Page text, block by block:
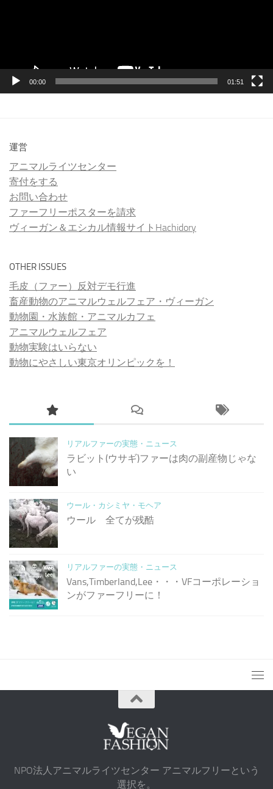
00:00 01:51
運営
アニマルライツセンター
寄付をする
お問い合わせ
ファーフリーポスターを請求
ヴィーガン＆エシカル情報サイトHachidory
OTHER ISSUES
毛皮（ファー）反対デモ行進
畜産動物のアニマルウェルフェア・ヴィーガン
動物園・水族館・アニマルカフェ
アニマルウェルフェア
動物実験はいらない
動物にやさしい東京オリンピックを！
リアルファーの実態・ニュース
ラビット(ウサギ)ファーは肉の副産物じゃな
い
ウール・カシミヤ・モヘア
ウール 全てが残酷
リアルファーの実態・ニュース
Vans,Timberland,Lee・・・VFコーポレーショ
ンがファーフリーに！
NPO法人アニマルライツセンター アニマルフリーという
選択を。